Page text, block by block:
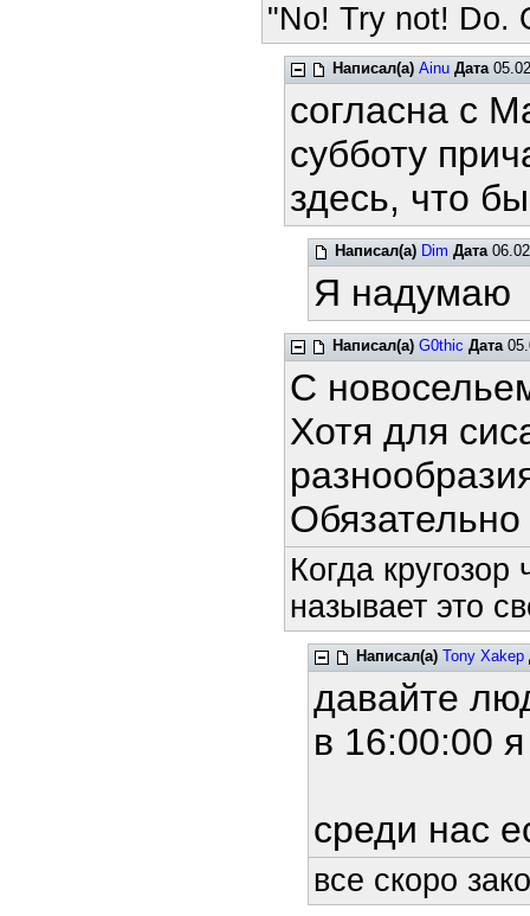
"No! Try not! Do.
Написал(а) Ainu Дата
согласна с
субботу
здесь, что
Написал(а) Dim Дата
Я надумаю
Написал(а) G0thic Дата
С
Хотя для
Обязательно
Когда
называет это
Написал(а) Tony Xakep
давайте
в 16:00:00
среди нас
все скоро